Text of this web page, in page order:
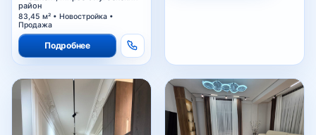
83,45 м² • Новостройка •
Продажа
Подробнее